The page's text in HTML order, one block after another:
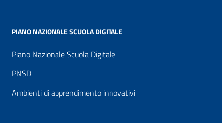
PIANO NAZIONALE SCUOLA DIGITALE
Piano Nazionale Scuola Digitale
PNSD
Ambienti di apprendimento innovativi